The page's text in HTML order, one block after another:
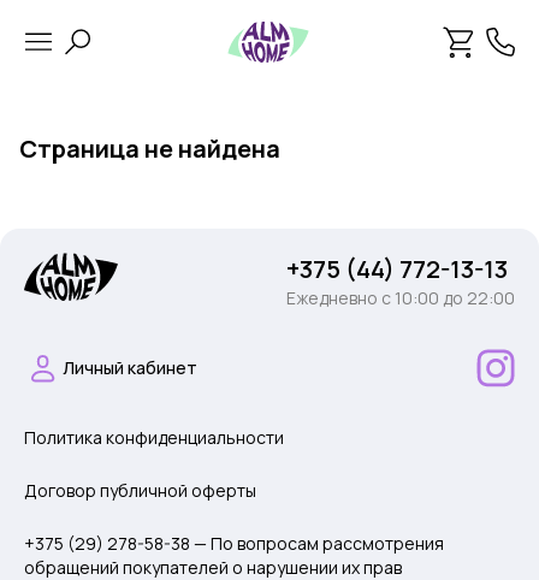
Страница не найдена
+375 (44) 772-13-13
Ежедневно c 10:00 до 22:00
Личный кабинет
Политика конфиденциальности
Договор публичной оферты
+375 (29) 278-58-38 — По вопросам рассмотрения
обращений покупателей о нарушении их прав